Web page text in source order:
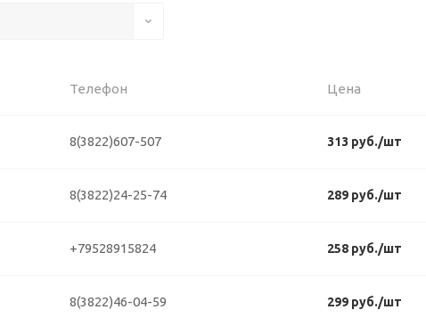
Телефон Цена
8(3822)607-507 313 руб./шт
8(3822)24-25-74 289 руб./шт
+79528915824 258 руб./шт
8(3822)46-04-59 299 руб./шт